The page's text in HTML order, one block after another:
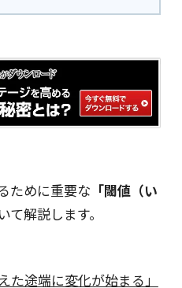
ために重要な 「閾値（い
て解説します。
た途端に変化が始まる」